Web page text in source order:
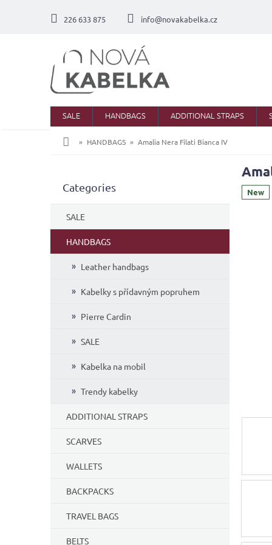
226 633 875 info@novakabelka.cz
SALE HANDBAGS ADDITIONAL STRAPS
HomeHANDBAGS Amalia Nera Filati Bianca IV
d
b
r
Skip
Categories
SALE
HANDBAGS
Leather handbags
Kabelky s přídavným popruhem
Pierre Cardin
SALE
Kabelka na mobil
Trendy kabelky
ADDITIONAL STRAPS
SCARVES
WALLETS
BACKPACKS
TRAVEL BAGS
BELTS
New